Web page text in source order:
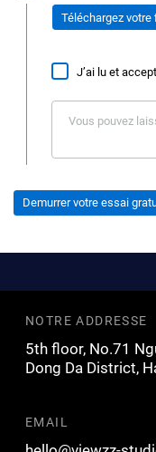
Téléchargez votre
J’ai lu et
Demurrer votre essai
NOTRE ADDRESSE
5th floor, No.71
Dong Da District,
EMAIL